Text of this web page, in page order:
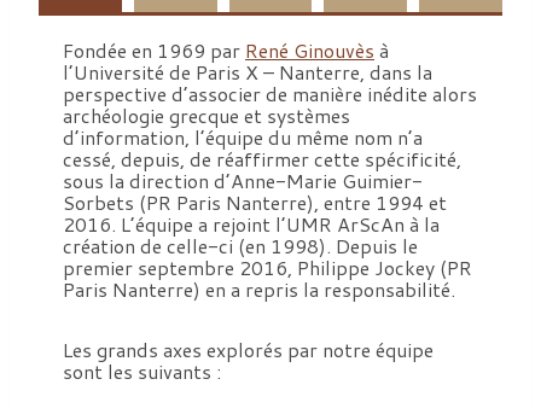
d
d
i
r
)
,
»
L
a
m
é
d
e
Fondée en 1969 par René Ginouvès à
l’Université de Paris X – Nanterre, dans la
perspective d’associer de manière inédite alors
archéologie grecque et systèmes
d’information, l’équipe du même nom n’a
cessé, depuis, de réaffirmer cette spécificité,
sous la direction d’Anne-Marie Guimier-
Sorbets (PR Paris Nanterre), entre 1994 et
2016. L’équipe a rejoint l’UMR ArScAn à la
création de celle-ci (en 1998). Depuis le
premier septembre 2016, Philippe Jockey (PR
Paris Nanterre) en a repris la responsabilité.
Les grands axes explorés par notre équipe
sont les suivants :